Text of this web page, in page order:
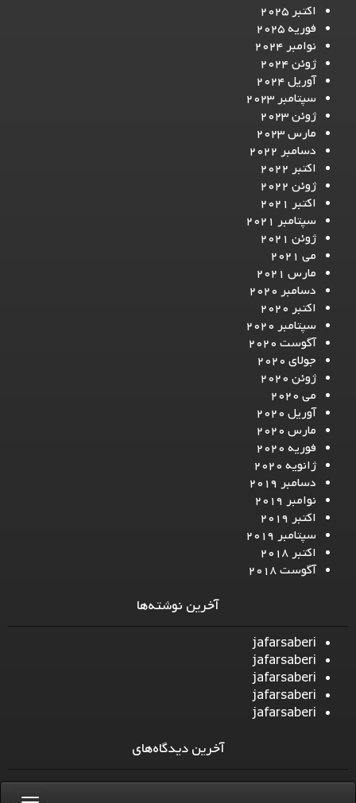
اکتبر 2025
فوریه 2025
نوامبر 2024
ژوئن 2024
آوریل 2024
سپتامبر 2023
ژوئن 2023
مارس 2023
دسامبر 2022
اکتبر 2022
ژوئن 2022
اکتبر 2021
سپتامبر 2021
ژوئن 2021
می 2021
مارس 2021
دسامبر 2020
اکتبر 2020
سپتامبر 2020
آگوست 2020
جولای 2020
ژوئن 2020
می 2020
آوریل 2020
مارس 2020
فوریه 2020
ژانویه 2020
دسامبر 2019
نوامبر 2019
اکتبر 2019
سپتامبر 2019
اکتبر 2018
آگوست 2018
آخرین نوشته‌ها
jafarsaberi
jafarsaberi
jafarsaberi
jafarsaberi
jafarsaberi
آخرین دیدگاه‌های